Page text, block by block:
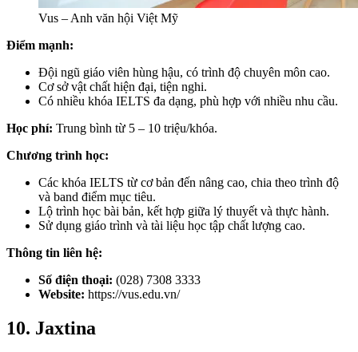
Vus – Anh văn hội Việt Mỹ
Điểm mạnh:
Đội ngũ giáo viên hùng hậu, có trình độ chuyên môn cao.
Cơ sở vật chất hiện đại, tiện nghi.
Có nhiều khóa IELTS đa dạng, phù hợp với nhiều nhu cầu.
Học phí: Trung bình từ 5 – 10 triệu/khóa.
Chương trình học:
Các khóa IELTS từ cơ bản đến nâng cao, chia theo trình độ
và band điểm mục tiêu.
Lộ trình học bài bản, kết hợp giữa lý thuyết và thực hành.
Sử dụng giáo trình và tài liệu học tập chất lượng cao.
Thông tin liên hệ:
Số điện thoại: (028) 7308 3333
Website: https://vus.edu.vn/
10. Jaxtina